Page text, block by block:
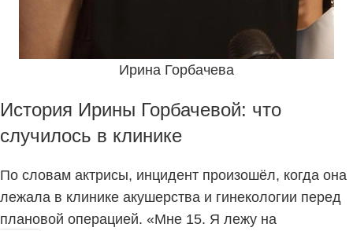
Ирина Горбачева
История Ирины Горбачевой: что
случилось в клинике
По словам актрисы, инцидент произошёл, когда она
лежала в клинике акушерства и гинекологии перед
плановой операцией. «Мне 15. Я лежу на